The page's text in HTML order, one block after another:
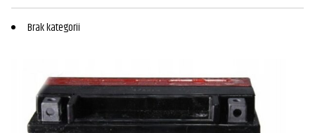
Brak kategorii